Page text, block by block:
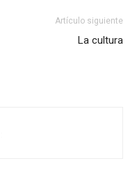
Artículo siguiente
La cultura